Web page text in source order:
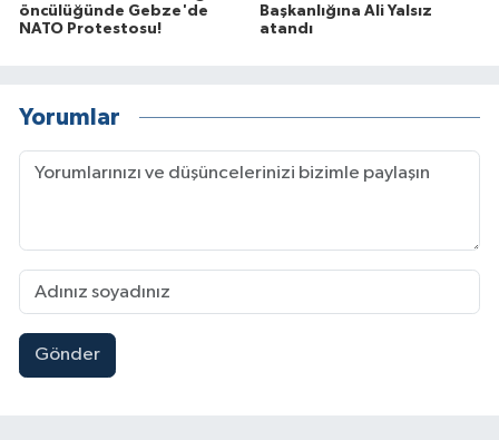
öncülüğünde Gebze'de
NATO Protestosu!
Başkanlığına Ali Yalsız
atandı
Yorumlar
Gönder